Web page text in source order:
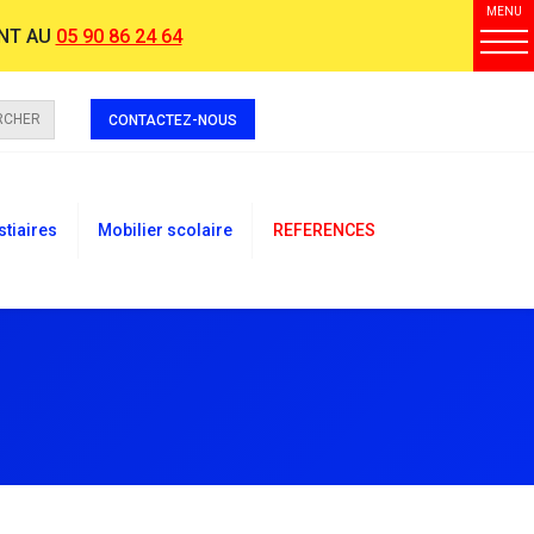
AU 05 90 86 24 64
MENU
CONTACTEZ-NOUS
Mobilier scolaire REFERENCES